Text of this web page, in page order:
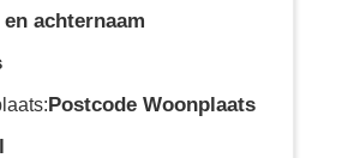
achternaam
Postcode Woonplaats